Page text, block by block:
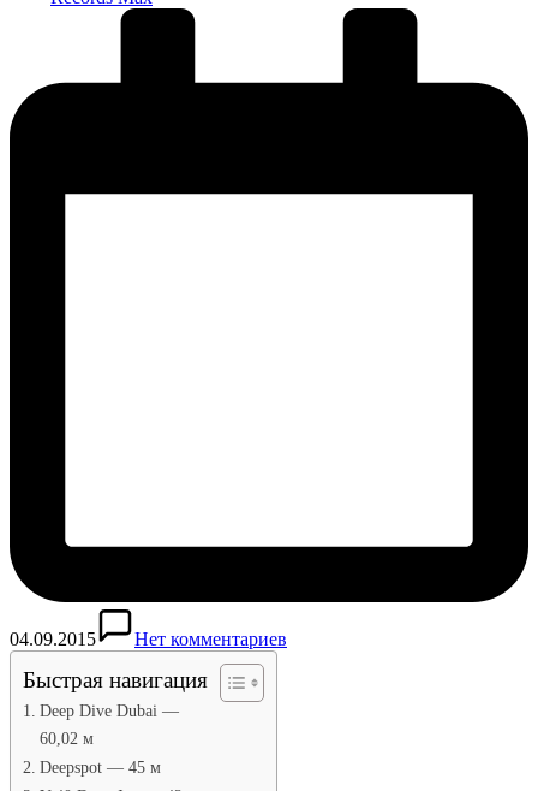
04.09.2015 Нет комментариев
Быстрая навигация
Deep Dive Dubai —
60,02 м
Deepspot — 45 м